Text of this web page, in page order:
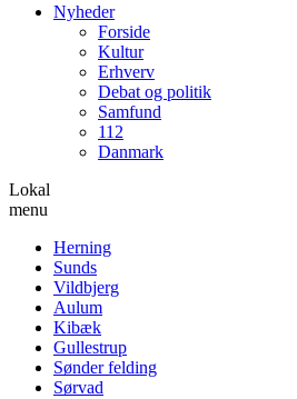
Nyheder
Forside
Kultur
Erhverv
Debat og politik
Samfund
112
Danmark
Lokal
menu
Herning
Sunds
Vildbjerg
Aulum
Kibæk
Gullestrup
Sønder felding
Sørvad